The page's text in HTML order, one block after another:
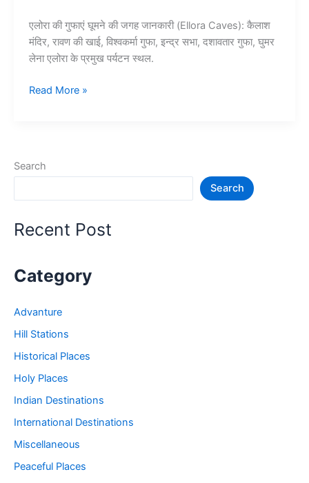
एलोरा की गुफाएं घूमने की जगह जानकारी (Ellora Caves): कैलाश
मंदिर, रावण की खाई, विश्वकर्मा गुफा, इन्द्र सभा, दशावतार गुफा, घुमर
लेना एलोरा के प्रमुख पर्यटन स्थल.
एलोरा
जानकारी
in
Read More »
Search
Search
Recent Post
Category
Advanture
Hill Stations
Historical Places
Holy Places
Indian Destinations
International Destinations
Miscellaneous
Peaceful Places